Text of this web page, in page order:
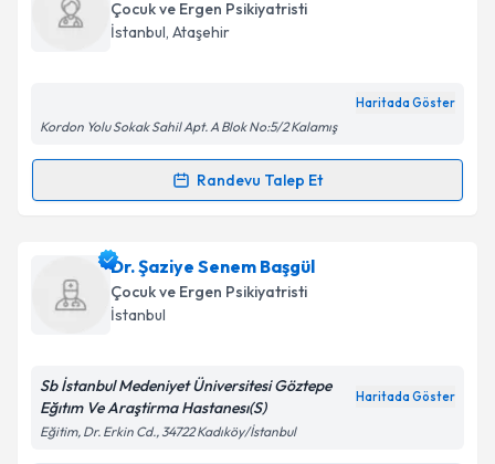
almanız için bir takvim hazırlandığında e-posta ile
Kişisel verilerimin işlenmesine ilişkinAydınlatma
kapsamda işlenmesini kabul ediyorum.
Çocuk ve Ergen Psikiyatristi
İstanbul, Ataşehir
Haritada Göster
Kordon Yolu Sokak Sahil Apt. A Blok No:5/2 Kalamış
Randevu Talep Et
Randevu Takvimi Talebi
Prof. Dr. Meral Berkemiçin randevu takvimi talebi
oluşturun. Size bu uzmandan randevu almanız için bir
takvim hazırlandığında e-posta ile bilgilendireceğiz.
Dr. Şaziye Senem Başgül
Çocuk ve Ergen Psikiyatristi
İstanbul
Sb İstanbul Medeniyet Üniversitesi Göztepe
Eğıtım Ve Araştirma Hastanesı(S)
Haritada Göster
Eğitim, Dr. Erkin Cd., 34722 Kadıköy/İstanbul